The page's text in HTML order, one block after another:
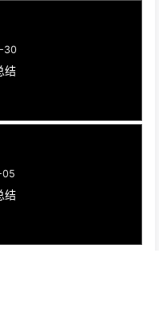
30
结
05
结